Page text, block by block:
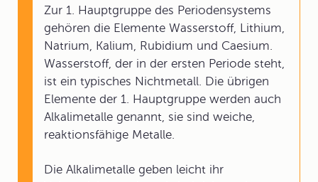
Zur 1. Hauptgruppe des Periodensystems
gehören die Elemente Wasserstoff, Lithium,
Natrium, Kalium, Rubidium und Caesium.
Wasserstoff, der in der ersten Periode steht,
ist ein typisches Nichtmetall. Die übrigen
Elemente der 1. Hauptgruppe werden auch
Alkalimetalle genannt, sie sind weiche,
reaktionsfähige Metalle.
Die Alkalimetalle geben leicht ihr